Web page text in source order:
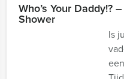
Who’s Your Daddy!?
Shower
Is